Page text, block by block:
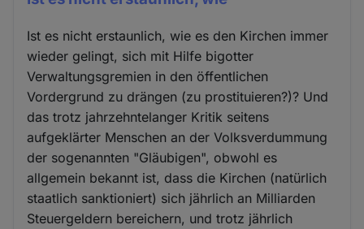
Ist es nicht erstaunlich, wie es den Kirchen immer
wieder gelingt, sich mit Hilfe bigotter
Verwaltungsgremien in den öffentlichen
Vordergrund zu drängen (zu prostituieren?)? Und
das trotz jahrzehntelanger Kritik seitens
aufgeklärter Menschen an der Volksverdummung
der sogenannten "Gläubigen", obwohl es
allgemein bekannt ist, dass die Kirchen (natürlich
staatlich sanktioniert) sich jährlich an Milliarden
Steuergeldern bereichern, und trotz jährlich